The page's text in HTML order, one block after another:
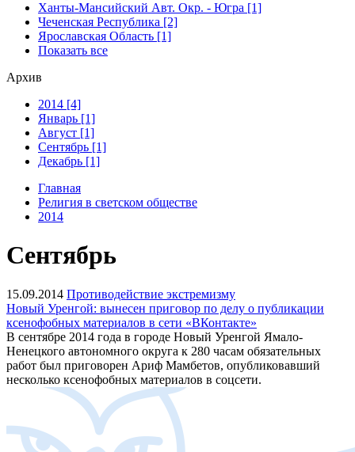
Ханты-Мансийский Авт. Окр. - Югра [1]
Чеченская Республика [2]
Ярославская Область [1]
Показать все
Архив
2014 [4]
Январь [1]
Август [1]
Сентябрь [1]
Декабрь [1]
Главная
Религия в светском обществе
2014
Сентябрь
15.09.2014 Противодействие экстремизму
Новый Уренгой: вынесен приговор по делу о публикации
ксенофобных материалов в сети «ВКонтакте»
В сентябре 2014 года в городе Новый Уренгой Ямало-
Ненецкого автономного округа к 280 часам обязательных
работ был приговорен Ариф Мамбетов, опубликовавший
несколько ксенофобных материалов в соцсети.